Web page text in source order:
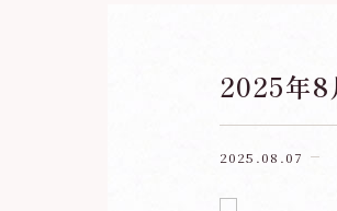
2025年8
2025.08.07